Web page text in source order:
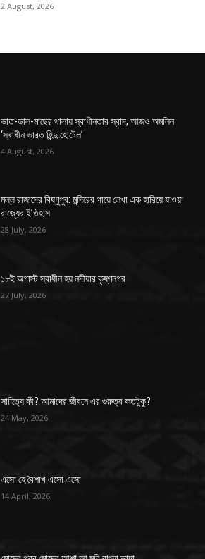
2 August, 2026
ভাত-ডাল-মাছের থালায় স্বাধীনতার স্বাদ, আজও অমলিন
‘স্বাধীন ভারত হিন্দু হোটেল’
4 August, 2026
মল্ল রাজাদের বিষ্ণুপুর: মন্দিরের গায়ে লেখা এক হারিয়ে যাওয়া
রাজ্যের ইতিহাস
28 July, 2026
১৮ই অগাস্ট স্বাধীন হয় নদীয়ার কৃষ্ণনগর
27 July, 2026
সাহিত্য কী? আমাদের জীবনে এর গুরুত্ব কতটুকু?
24 May, 2026
এসো হে বৈশাখ এসো এসো
14 April, 2026